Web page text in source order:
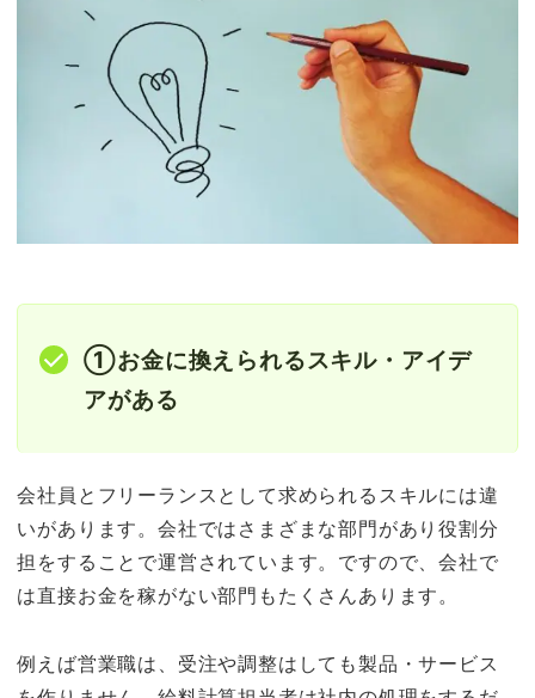
①お金に換えられるスキル・アイデ
アがある
会社員とフリーランスとして求められるスキルには違
いがあります。会社ではさまざまな部門があり役割分
担をすることで運営されています。ですので、会社で
は直接お金を稼がない部門もたくさんあります。
例えば営業職は、受注や調整はしても製品・サービス